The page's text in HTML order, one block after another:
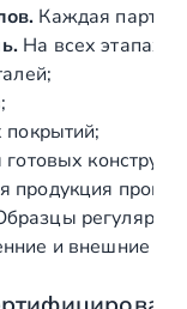
Каждая партия
На всех этапах
покрытий;
продукция
регулярно
и внешние